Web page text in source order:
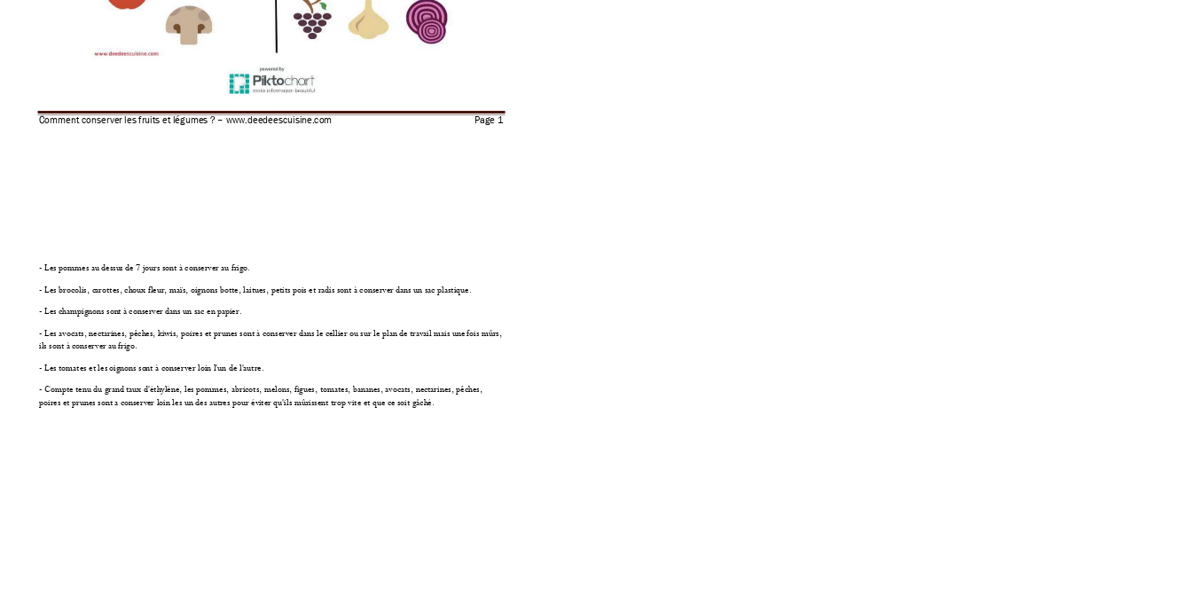
Comment conserver les fruits et légumes ? – www.deedeescuisine.com Page 1
- Les pommes au dessus de 7 jours sont à conserver au frigo.
- Les brocolis, carottes, choux fleur, maïs, oignons botte, laitues, petits pois et radis sont à conserver dans un sac plastique.
- Les champignons sont à conserver dans un sac en papier.
- Les avocats, nectarines, pêches, kiwis, poires et prunes sont à conserver dans le cellier ou sur le plan de travail mais une fois mûrs,
ils sont à conserver au frigo.
- Les tomates et les oignons sont à conserver loin l'un de l'autre.
- Compte tenu du grand taux d'éthylène, les pommes, abricots, melons, figues, tomates, bananes, avocats, nectarines, pêches,
poires et prunes sont a conserver loin les un des autres pour éviter qu'ils mûrissent trop vite et que ce soit gâché.